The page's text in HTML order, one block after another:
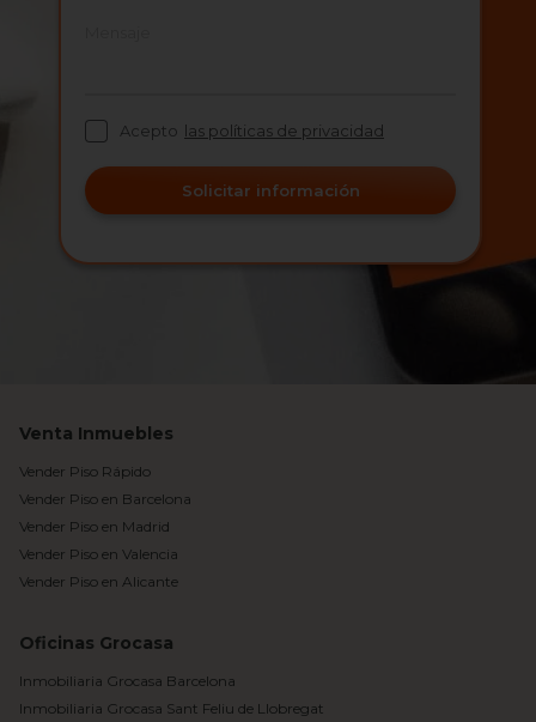
Acepto las políticas de privacidad
Solicitar información
Venta Inmuebles
Vender Piso Rápido
Vender Piso en Barcelona
Vender Piso en Madrid
Vender Piso en Valencia
Vender Piso en Alicante
Oficinas Grocasa
Inmobiliaria Grocasa Barcelona
Inmobiliaria Grocasa Sant Feliu de Llobregat